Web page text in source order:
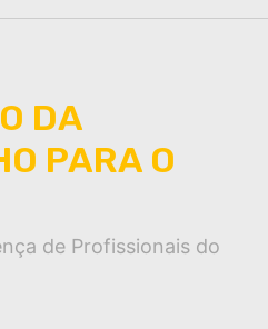
DA
PARA O
de Profissionais do